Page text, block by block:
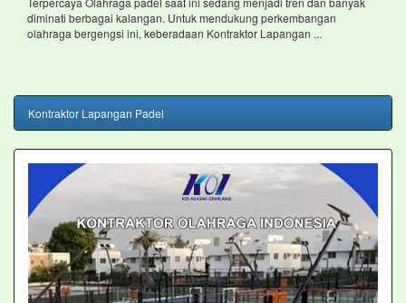
diminati berbagai kalangan. Untuk mendukung perkembangan
olahraga bergengsi ini, keberadaan Kontraktor Lapangan ...
Kontraktor Lapangan Padel